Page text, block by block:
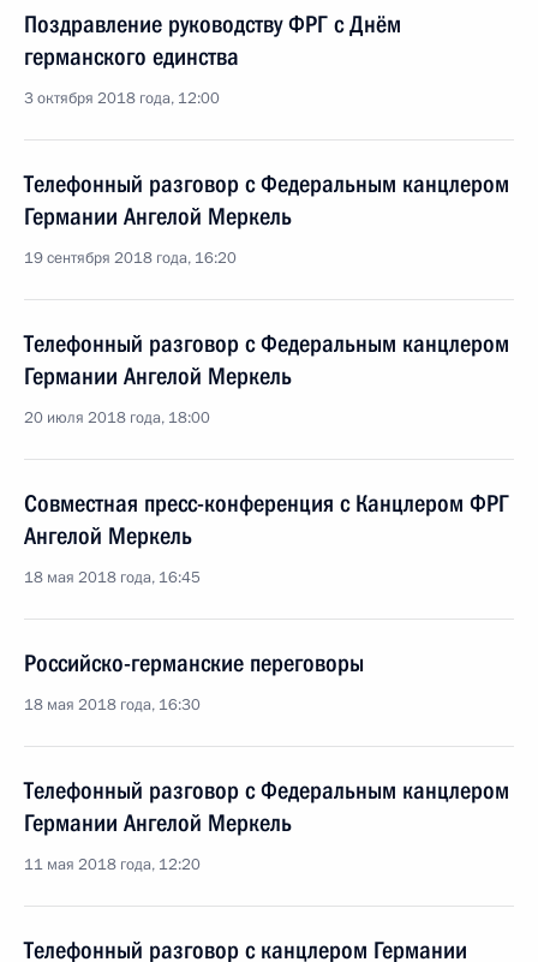
Поздравление руководству ФРГ с Днём
германского единства
3 октября 2018 года, 12:00
Телефонный разговор с Федеральным канцлером
Германии Ангелой Меркель
19 сентября 2018 года, 16:20
Телефонный разговор с Федеральным канцлером
Германии Ангелой Меркель
20 июля 2018 года, 18:00
Совместная пресс-конференция с Канцлером ФРГ
Ангелой Меркель
18 мая 2018 года, 16:45
Российско-германские переговоры
18 мая 2018 года, 16:30
Телефонный разговор с Федеральным канцлером
Германии Ангелой Меркель
11 мая 2018 года, 12:20
Телефонный разговор с канцлером Германии